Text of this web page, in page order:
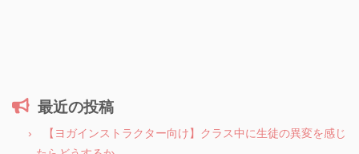
最近の投稿
【ヨガインストラクター向け】クラス中に生徒の異変を感じ